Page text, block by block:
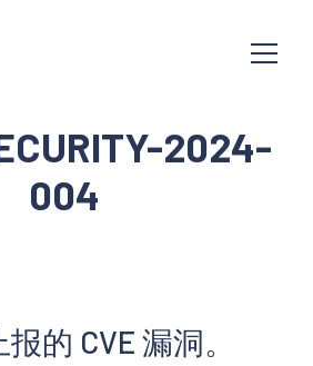
2024-
004
的 CVE 漏洞。